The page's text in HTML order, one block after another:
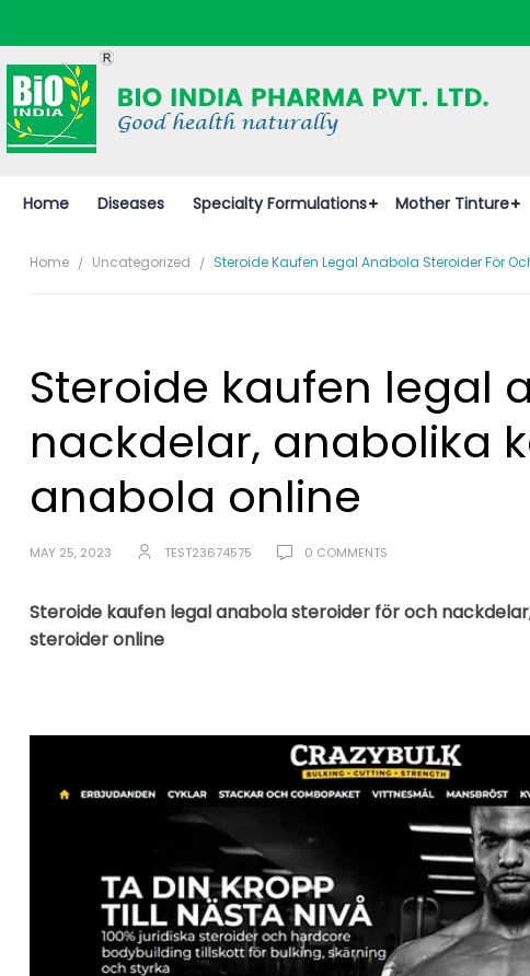
Home Diseases Specialty Formulations Mother Tinture
Home Uncategorized Steroide Kaufen Legal Anabola Steroider För
Steroide kaufen legal
nackdelar, anabolika
anabola online
MAY 25, 2023 TEST23674575 0 COMMENTS
Steroide kaufen legal anabola steroider för och
steroider online